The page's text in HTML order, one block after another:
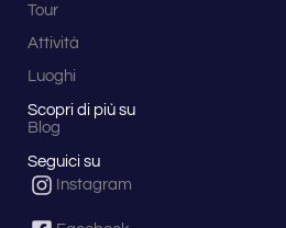
Tour
Attività
Luoghi
Scopri di più su
Blog
Seguici su
Instagram